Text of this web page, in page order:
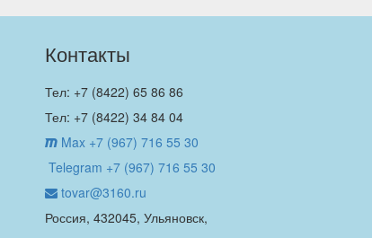
Контакты
Тел: +7 (8422) 65 86 86
Тел: +7 (8422) 34 84 04
Max +7 (967) 716 55 30
Telegram +7 (967) 716 55 30
tovar@3160.ru
Россия, 432045, Ульяновск,